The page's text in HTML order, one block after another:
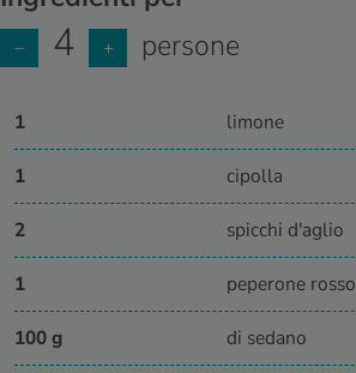
− 4 + persone
1 limone
1 cipolla
2 spicchi d'aglio
1 peperone rosso
100 g di sedano